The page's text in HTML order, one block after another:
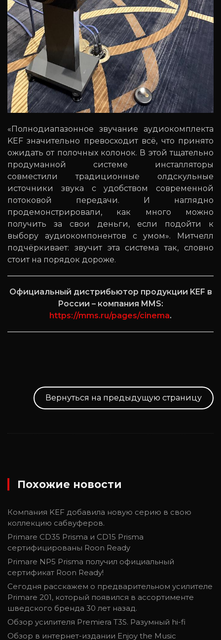
«Полнодиапазонное звучание аудиокомплекта
KEF значительно превосходит всё, что принято
ожидать от полочных колонок. В этой тщательно
продуманной системе инсталляторы
совместили традиционные олдскульные
источники звука с удобством современной
потоковой передачи. И наглядно
продемонстрировали, как много можно
получить за свои деньги, если подойти к
выбору аудиокомпонентов с умом». Митчелл
подчёркивает: звучит эта система так, словно
стоит на порядок дороже.
Официальный дистрибьютор продукции KEF в
России – компания MMS:
https://mms.ru/pages/cinema.
Вернуться на предыдущую страницу
Похожие новости
Компания KEF добавила новую серию в свою
коллекцию сабвуферов.
Primare CD35 Prisma и CD15 Prisma
сертифицированы Roon Ready
Primare NP5 Prisma получил официальный
сертификат Roon Ready!
Сегодня расскажем о предварительном усилителе
Primare 201, который появился в ассортименте
шведского бренда 30 лет назад.
Обзор усилителя Premiera T3S. Разумный hi-fi
Обзор в интернет-издании Enjoy the Music